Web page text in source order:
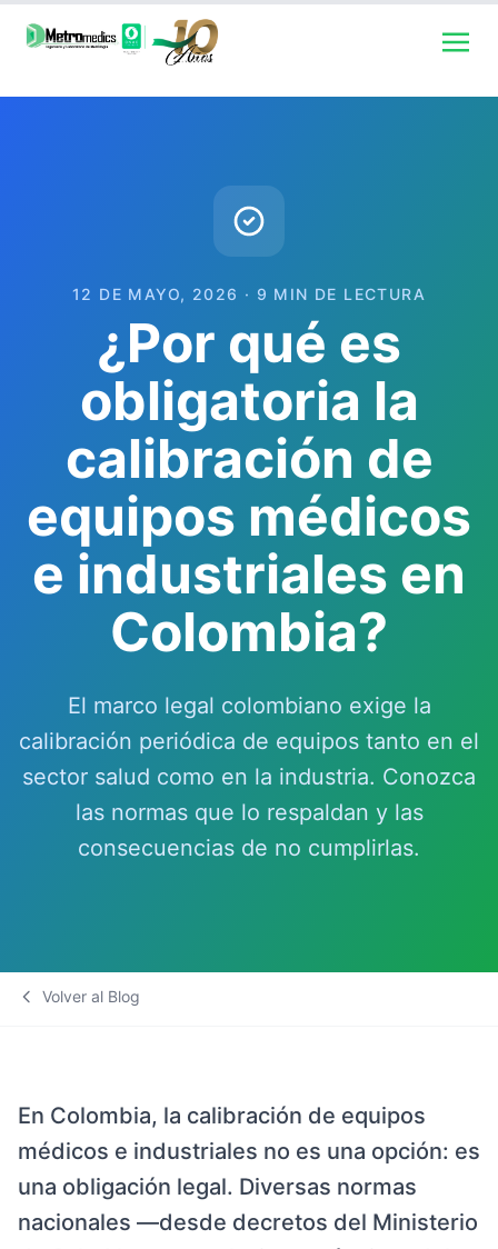
12 DE MAYO, 2026 · 9 MIN DE LECTURA
¿Por qué es
obligatoria la
calibración de
equipos médicos
e industriales en
Colombia?
El marco legal colombiano exige la
calibración periódica de equipos tanto en el
sector salud como en la industria. Conozca
las normas que lo respaldan y las
consecuencias de no cumplirlas.
Volver al Blog
En Colombia, la calibración de equipos
médicos e industriales no es una opción: es
una obligación legal. Diversas normas
nacionales —desde decretos del Ministerio